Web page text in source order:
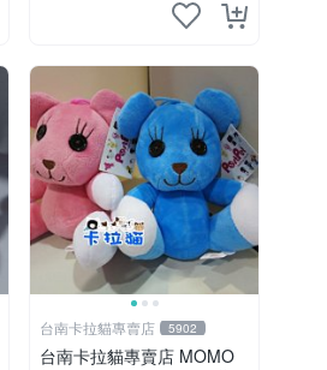
台南卡拉貓專賣店 5902
台南卡拉貓專賣店 MOMO